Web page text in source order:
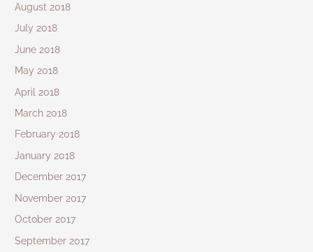
August 2018
July 2018
June 2018
May 2018
April 2018
March 2018
February 2018
January 2018
December 2017
November 2017
October 2017
September 2017